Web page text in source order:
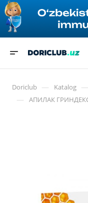
Doriclub — Katalog —
— АПИЛАК ГРИНДЕКС